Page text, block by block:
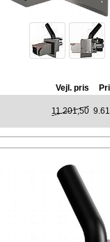
Vejl. pris
11.201,50